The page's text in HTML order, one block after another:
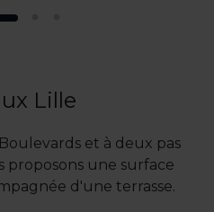
Lille
et à deux pas
proposons une surface
d'une terrasse.